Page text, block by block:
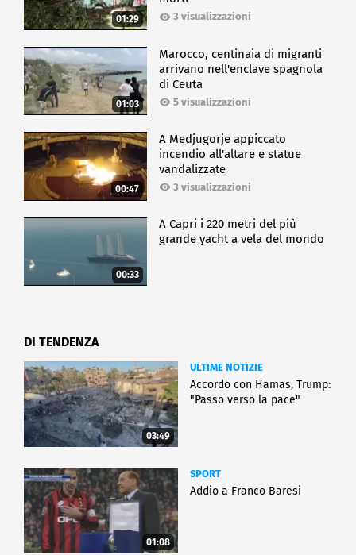
01:29 3 visualizzazioni
01:03
Marocco, centinaia di migranti
arrivano nell'enclave spagnola
di Ceuta
5 visualizzazioni
00:47
A Medjugorje appiccato
incendio all'altare e statue
vandalizzate
3 visualizzazioni
00:33
A Capri i 220 metri del più
grande yacht a vela del mondo
DI TENDENZA
03:49
ULTIME NOTIZIE
Accordo con Hamas, Trump:
"Passo verso la pace"
01:08
SPORT
Addio a Franco Baresi